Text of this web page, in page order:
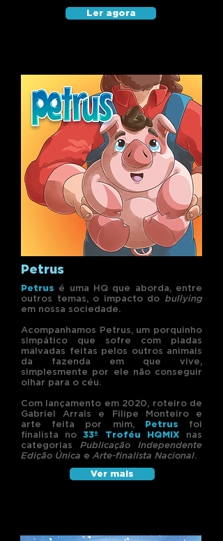
Ler agora
Petrus
Petrus é uma HQ que aborda, entre
outros temas, o impacto do bullying
em nossa sociedade.
Acompanhamos Petrus, um porquinho
simpático que sofre com piadas
malvadas feitas pelos outros animais
da fazenda em que vive,
simplesmente por ele não conseguir
olhar para o céu.
Com lançamento em 2020, roteiro de
Gabriel Arrais e Filipe Monteiro e
arte feita por mim, Petrus foi
finalista no33º Troféu HQMIX nas
categorias Publicação Independente
Edição Única eArte-finalista Nacional.
Ver mais